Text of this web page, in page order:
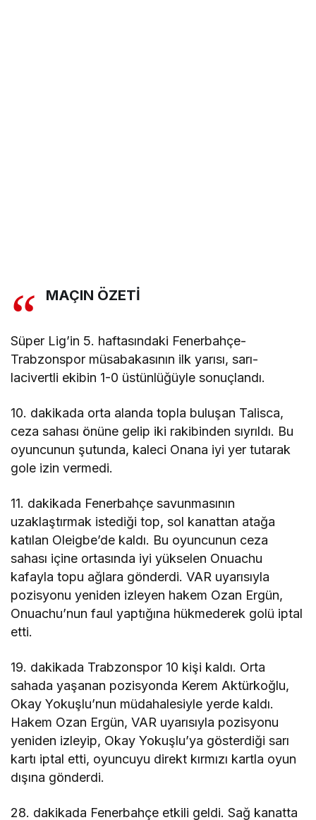
MAÇIN ÖZETİ
Süper Lig’in 5. haftasındaki Fenerbahçe-
Trabzonspor müsabakasının ilk yarısı, sarı-
lacivertli ekibin 1-0 üstünlüğüyle sonuçlandı.
10. dakikada orta alanda topla buluşan Talisca,
ceza sahası önüne gelip iki rakibinden sıyrıldı. Bu
oyuncunun şutunda, kaleci Onana iyi yer tutarak
gole izin vermedi.
11. dakikada Fenerbahçe savunmasının
uzaklaştırmak istediği top, sol kanattan atağa
katılan Oleigbe’de kaldı. Bu oyuncunun ceza
sahası içine ortasında iyi yükselen Onuachu
kafayla topu ağlara gönderdi. VAR uyarısıyla
pozisyonu yeniden izleyen hakem Ozan Ergün,
Onuachu’nun faul yaptığına hükmederek golü iptal
etti.
19. dakikada Trabzonspor 10 kişi kaldı. Orta
sahada yaşanan pozisyonda Kerem Aktürkoğlu,
Okay Yokuşlu’nun müdahalesiyle yerde kaldı.
Hakem Ozan Ergün, VAR uyarısıyla pozisyonu
yeniden izleyip, Okay Yokuşlu’ya gösterdiği sarı
kartı iptal etti, oyuncuyu direkt kırmızı kartla oyun
dışına gönderdi.
28. dakikada Fenerbahçe etkili geldi. Sağ kanatta